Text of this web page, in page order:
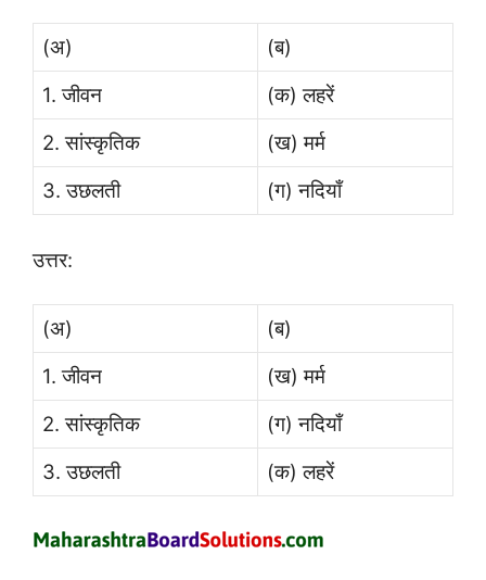
(अ)
(ब)
1. जीवन
(क) लहरें
2. सांस्कृतिक
(ख) मर्म
3. उछलती
(ग) नदियाँ
उत्तर:
(अ)
(ब)
1. जीवन
(ख) मर्म
2. सांस्कृतिक
(ग) नदियाँ
3. उछलती
(क) लहरें